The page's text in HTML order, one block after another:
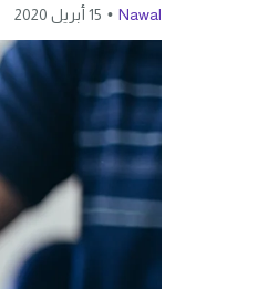
Nawal 15 أبريل 2020